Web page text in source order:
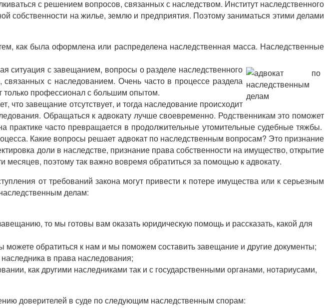
с решением вопросов, связанных с наследством. Институт наследственного
собственности на жилье, землю и предприятия. Поэтому заниматься этими делами
как была оформлена или распределена наследственная масса. Наследственные
ситуация с завещанием, вопросы о разделе наследственного
с наследованием. Очень часто в процессе раздела
только профессионал с большим опытом.
завещание отсутствует, и тогда наследование происходит
Обращаться к адвокату лучше своевременно. Родственникам это поможет
практике часто превращается в продолжительные утомительные судебные тяжбы.
Какие вопросы решает адвокат по наследственным вопросам? Это признание
доли в наследстве, признание права собственности на имущество, открытие
поэтому так важно вовремя обратиться за помощью к адвокату.
от требований закона могут привести к потере имущества или к серьезным
делам:
то мы готовы вам оказать юридическую помощь и рассказать, какой для
обратиться к нам и мы поможем составить завещание и другие документы;
в права наследования;
как другими наследниками так и с государственными органами, нотариусами,
доверителей в суде по следующим наследственным спорам: